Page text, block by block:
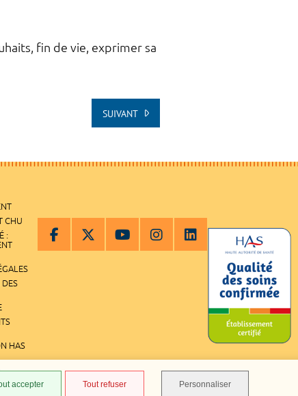
accepter Tout refuser Personnaliser
fin de vie, exprimer sa
SUIVANT
CHU
:
HAS